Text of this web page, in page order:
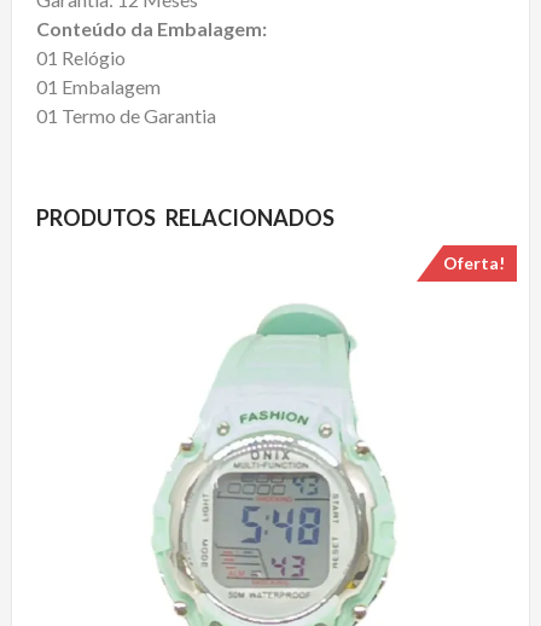
Conteúdo da Embalagem:
01 Relógio
01 Embalagem
01 Termo de Garantia
PRODUTOS RELACIONADOS
Oferta!